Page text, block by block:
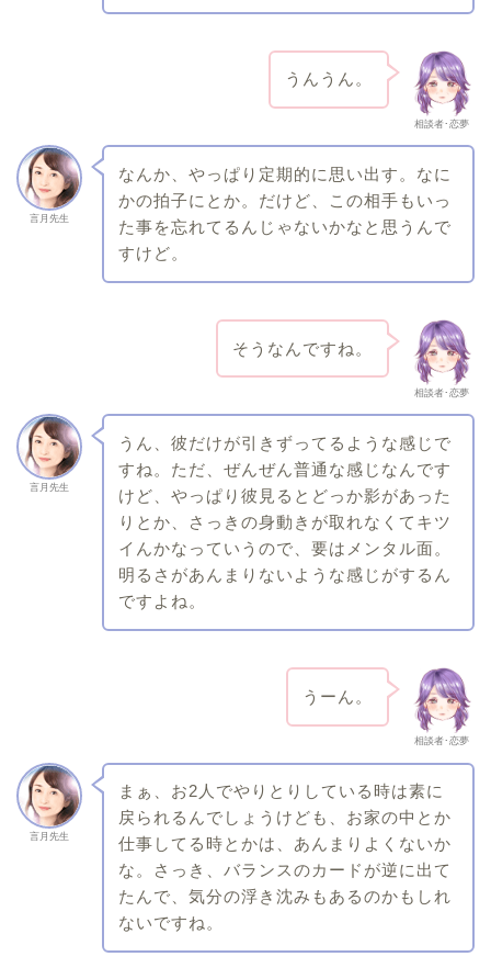
相談者･恋夢
うんうん。
言月先生
なんか、やっぱり定期的に思い出す。なに
かの拍子にとか。だけど、この相手もいっ
た事を忘れてるんじゃないかなと思うんで
すけど。
相談者･恋夢
そうなんですね。
言月先生
うん、彼だけが引きずってるような感じで
すね。ただ、ぜんぜん普通な感じなんです
けど、やっぱり彼見るとどっか影があった
りとか、さっきの身動きが取れなくてキツ
イんかなっていうので、要はメンタル面。
明るさがあんまりないような感じがするん
ですよね。
相談者･恋夢
うーん。
言月先生
まぁ、お2人でやりとりしている時は素に
戻られるんでしょうけども、お家の中とか
仕事してる時とかは、あんまりよくないか
な。さっき、バランスのカードが逆に出て
たんで、気分の浮き沈みもあるのかもしれ
ないですね。